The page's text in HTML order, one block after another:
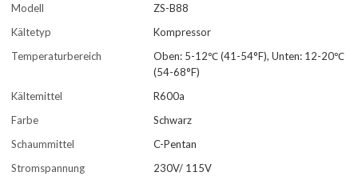
Modell
ZS-B88
Kältetyp
Kompressor
Temperaturbereich
Oben: 5-12℃ (41-54°F), Unten: 12-20℃
(54-68°F)
Kältemittel
R600a
Farbe
Schwarz
Schaummittel
C-Pentan
Stromspannung
230V/ 115V